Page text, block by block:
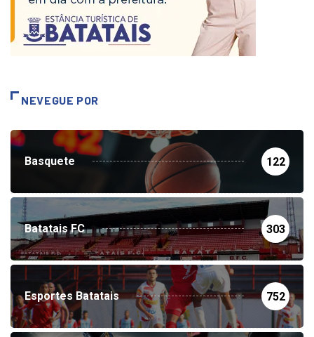
NEVEGUE POR
Basquete 122
Batatais FC 303
Esportes Batatais 752